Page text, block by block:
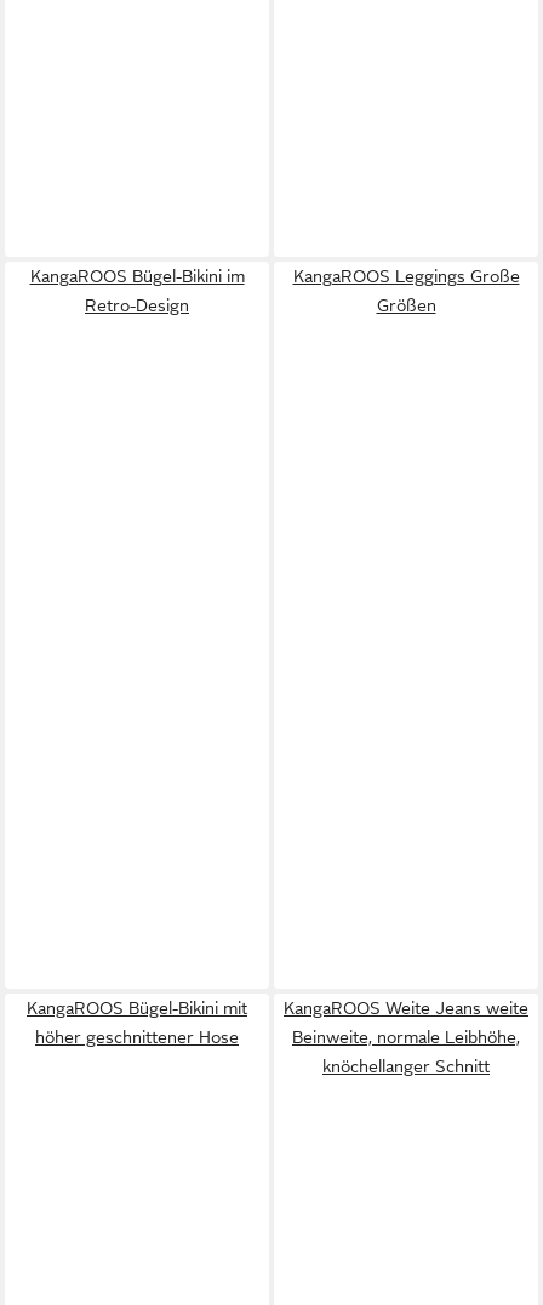
KangaROOS Bügel-Bikini im
Retro-Design
KangaROOS Leggings Große
Größen
KangaROOS Bügel-Bikini mit
höher geschnittener Hose
KangaROOS Weite Jeans weite
Beinweite, normale Leibhöhe,
knöchellanger Schnitt